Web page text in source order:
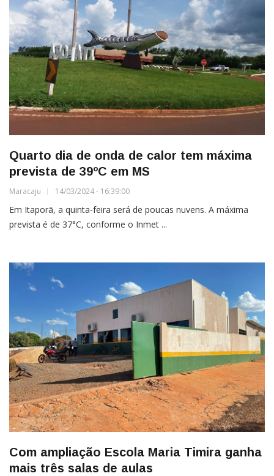
Quarto dia de onda de calor tem máxima
prevista de 39ºC em MS
Maracaju 14/03/2024 - 16:39:00
Em Itaporã, a quinta-feira será de poucas nuvens. A máxima
prevista é de 37°C, conforme o Inmet ...
Com ampliação Escola Maria Timira ganha
mais três salas de aulas